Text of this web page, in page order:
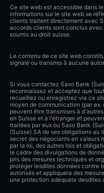
Ce site web est accessible dans
informations sur le site web se
clients traitent directement avec
accords clients sont conclus avec
soumis au droit suisse.
Le contenu de ce site web
signalé ou transmis à aucune
Si vous contactez Saxo Bank
reconnaissez et acceptez que
recueillez ou enregistrez via ce
moyen de communication (par
peuvent être transmises à
en Suisse et à l'étranger et
traitées par eux ou Saxo Bank
(Suisse) SA de ses obligations au
secret des négociants en valeurs
par la loi, des autres lois et
le cadre des divulgations de
pris des mesures techniques et
protéger lesdites données contre
autorisés et appliquera des
une protection adéquate desdites